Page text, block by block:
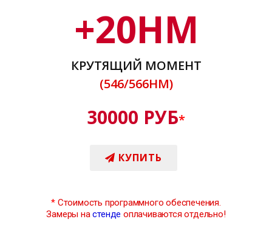
+20НМ
КРУТЯЩИЙ МОМЕНТ
(546/566НМ)
30000 РУБ*
КУПИТЬ
* Стоимость программного обеспечения.
Замеры настенде оплачиваются отдельно!